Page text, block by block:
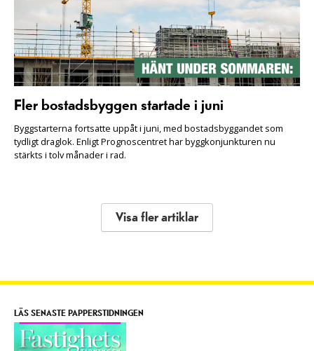
Fler bostadsbyggen startade i juni
Byggstarterna fortsatte uppåt i juni, med bostadsbyggandet som
tydligt draglok. Enligt Prognoscentret har byggkonjunkturen nu
stärkts i tolv månader i rad.
Visa fler artiklar
LÄS SENASTE PAPPERSTIDNINGEN